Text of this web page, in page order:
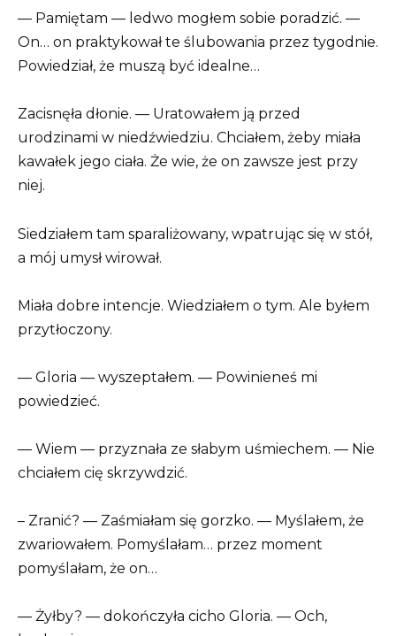
— Pamiętam — ledwo mogłem sobie poradzić. —
On… on praktykował te ślubowania przez tygodnie.
Powiedział, że muszą być idealne…
Zacisnęła dłonie. — Uratowałem ją przed
urodzinami w niedźwiedziu. Chciałem, żeby miała
kawałek jego ciała. Że wie, że on zawsze jest przy
niej.
Siedziałem tam sparaliżowany, wpatrując się w stół,
a mój umysł wirował.
Miała dobre intencje. Wiedziałem o tym. Ale byłem
przytłoczony.
— Gloria — wyszeptałem. — Powinieneś mi
powiedzieć.
— Wiem — przyznała ze słabym uśmiechem. — Nie
chciałem cię skrzywdzić.
– Zranić? — Zaśmiałam się gorzko. — Myślałem, że
zwariowałem. Pomyślałam… przez moment
pomyślałam, że on…
— Żyłby? — dokończyła cicho Gloria. — Och,